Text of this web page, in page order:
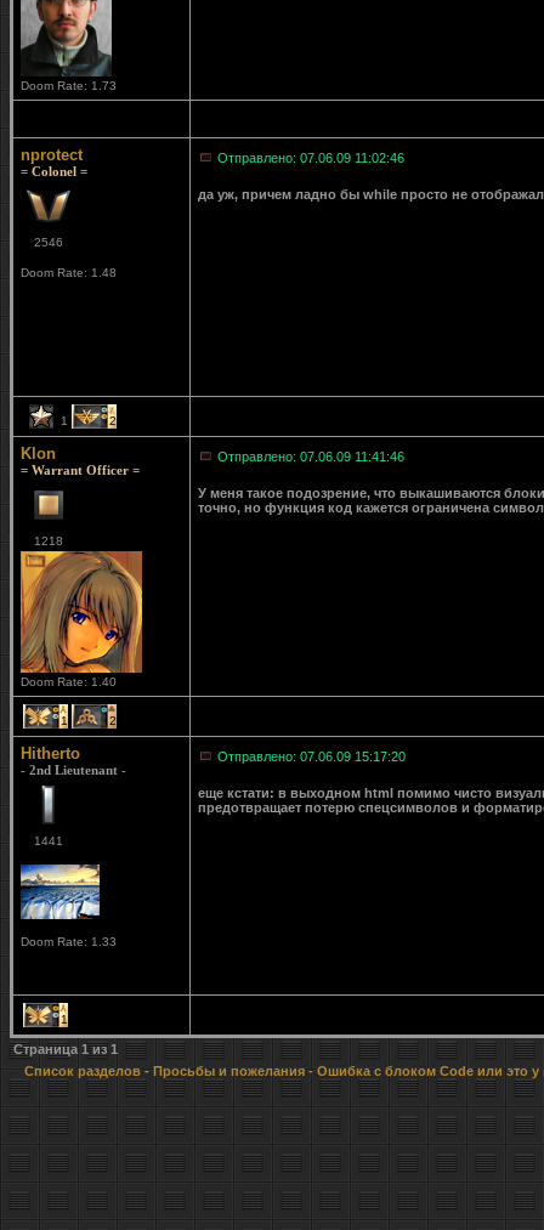
Doom Rate: 1.73
nprotect
= Colonel =
2546
Doom Rate: 1.48
Отправлено: 07.06.09 11:02:46
да уж, причем ладно бы while просто не
1 2
Klon
= Warrant Officer =
1218
Doom Rate: 1.40
Отправлено: 07.06.09 11:41:46
У меня такое подозрение, что выкашиваются
точно, но функция код кажется ограничена
1 2
Hitherto
- 2nd Lieutenant -
1441
Doom Rate: 1.33
Отправлено: 07.06.09 15:17:20
еще кстати: в выходном html помимо чисто
предотвращает потерю спецсимволов и
1
Страница 1из 1
Список разделов - Просьбы и пожелания - Ошибка с блоком Code или это